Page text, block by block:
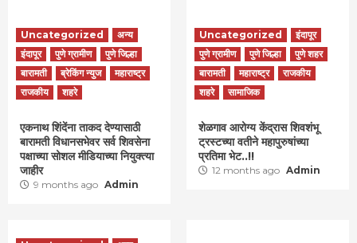
Uncategorized
अन्य
इंदापूर
पुणे ग्रामीण
पुणे जिल्हा
बारामती
ब्रेकिंग न्युज
महाराष्ट्र
राजकीय
शहरे
एकनाथ शिंदेंना ताकद देण्यासाठी
बारामती विधानसभेवर सर्व शिवसेना
पक्षाच्या सोशल मीडियाच्या नियुक्त्या
जाहीर
9 months ago Admin
Uncategorized
इंदापूर
पुणे ग्रामीण
पुणे जिल्हा
पुणे शहर
बारामती
महाराष्ट्र
राजकीय
शहरे
सामाजिक
शेळगाव आरोग्य केंद्रास शिवशंभू
ट्रस्टच्या वतीने महापुरुषांच्या
प्रतिमा भेट..!!
12 months ago Admin